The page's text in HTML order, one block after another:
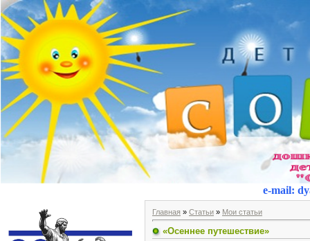
e-mail:
Главная » Статьи » Мои статьи
«Осеннее путешествие»